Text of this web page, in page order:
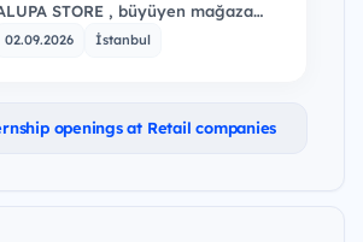
STORE , büyüyen mağaza
için enerjik ve müşteri
02.09.2026 İstanbul
openings at Retail companies